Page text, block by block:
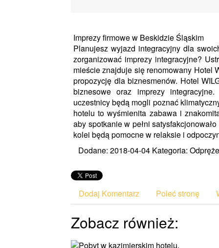
Imprezy firmowe w Beskidzie Śląskim
Planujesz wyjazd integracyjny dla
zorganizować imprezy integracyjne?
mieście znajduje się renomowany Hotel
propozycję dla biznesmenów. Hotel
biznesowe oraz imprezy
uczestnicy będą mogli poznać
hotelu to wyśmienita zabawa i
aby spotkanie w pełni
kolei będą pomocne w relaksie i
Dodane: 2018-04-04 Kategoria:
Dodaj Komentarz Poleć stronę
Zobacz również: